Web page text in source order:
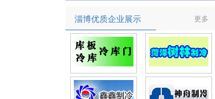
更多
淄博优质企业展示